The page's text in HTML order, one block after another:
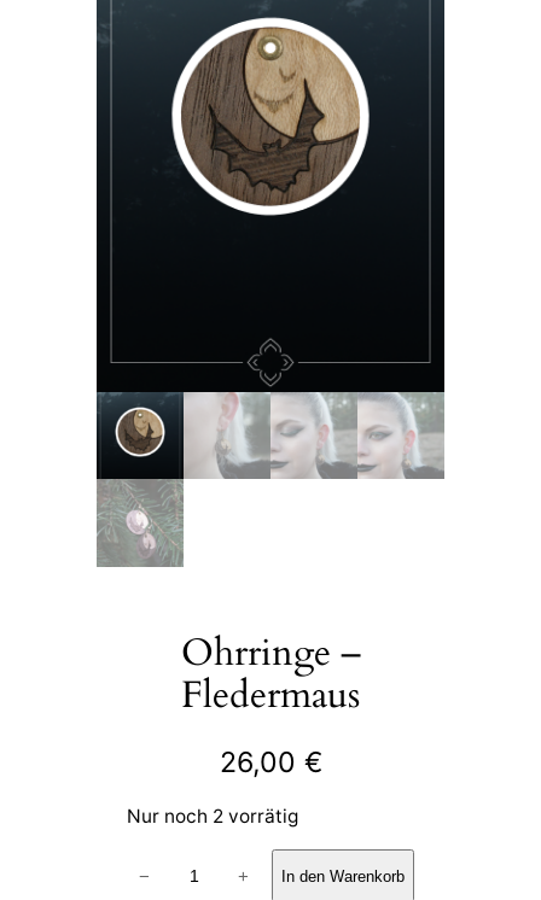
Ohrringe –
Fledermaus
26,00 €
Nur noch 2 vorrätig
− + In den Warenkorb